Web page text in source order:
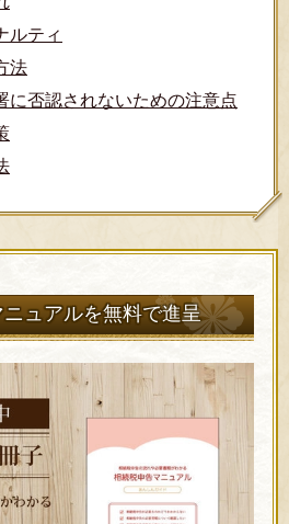
ルティ
法
に否認されないための注意点
ュアルを無料で進呈